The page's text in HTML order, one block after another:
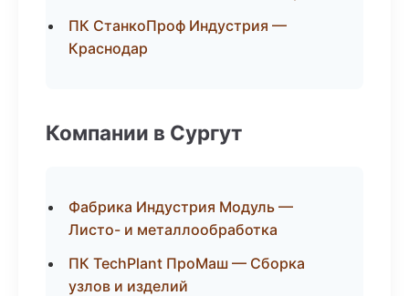
ПК СтанкоПроф Индустрия —
Краснодар
Компании в Сургут
Фабрика Индустрия Модуль —
Листо- и металлообработка
ПК TechPlant ПроМаш — Сборка
узлов и изделий